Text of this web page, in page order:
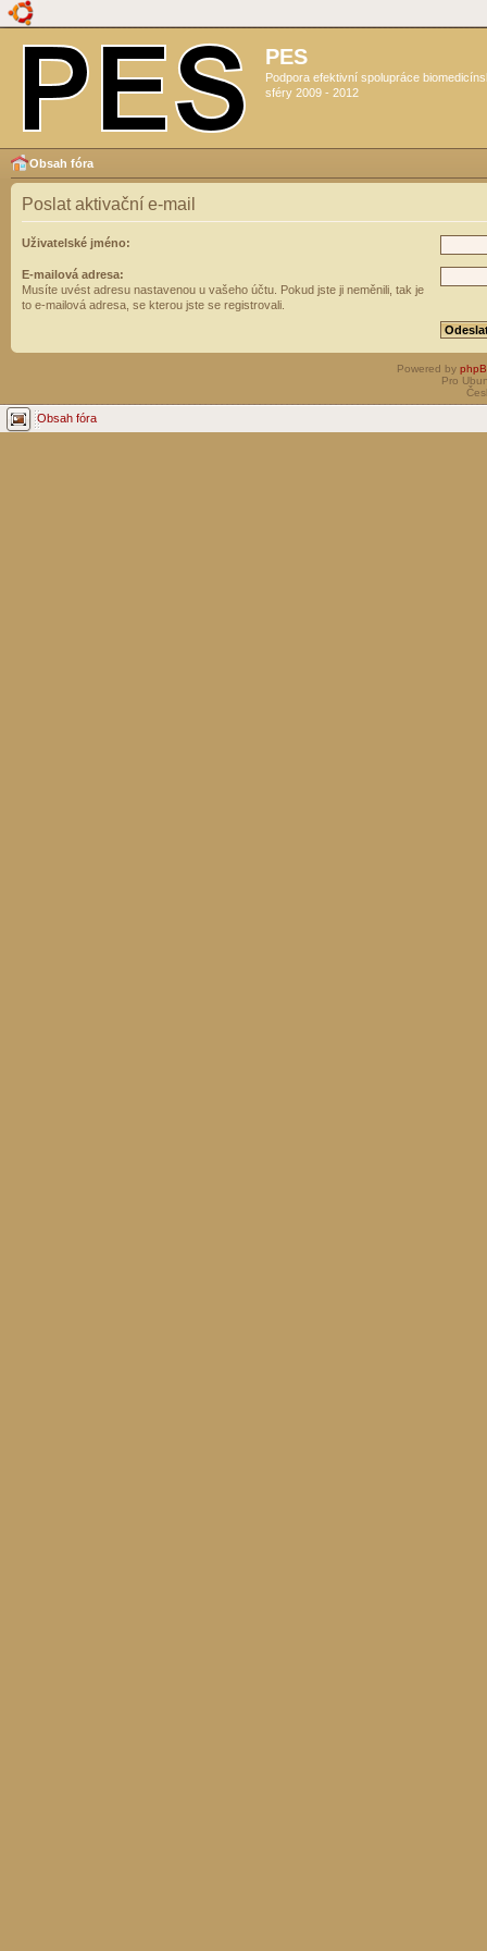
PES
Podpora efektivní spolupráce
sféry 2009 - 2012
Obsah fóra
Poslat aktivační e-mail
Uživatelské jméno:
E-mailová adresa:
Musíte uvést adresu nastavenou u vašeho účtu. Pokud jste ji neměnili, tak je
to e-mailová adresa, se kterou jste se registrovali.
Powered by
Pro
Obsah fóra